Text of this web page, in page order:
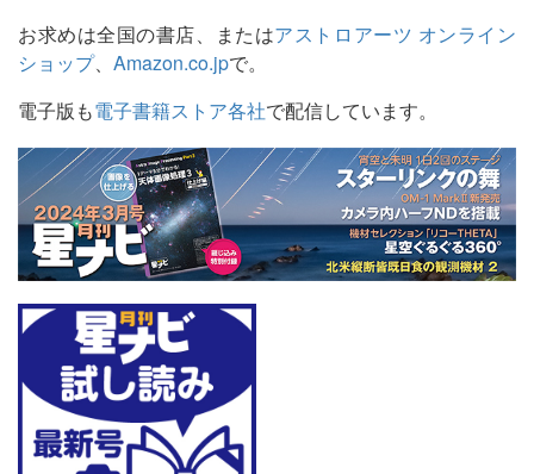
お求めは全国の書店、またはアストロアーツ オンライン
ショップ、 Amazon.co.jpで。
電子版も電子書籍ストア各社で配信しています。